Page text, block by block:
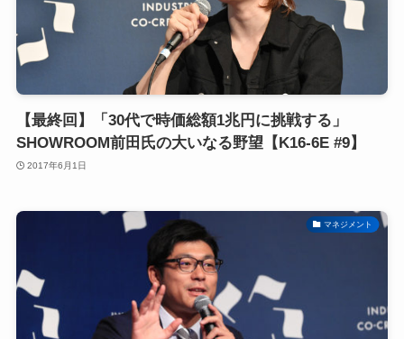
【最終回】「30代で時価総額1兆円に挑戦する」
SHOWROOM前田氏の大いなる野望【K16-6E #9】
2017年6月1日
マネジメント